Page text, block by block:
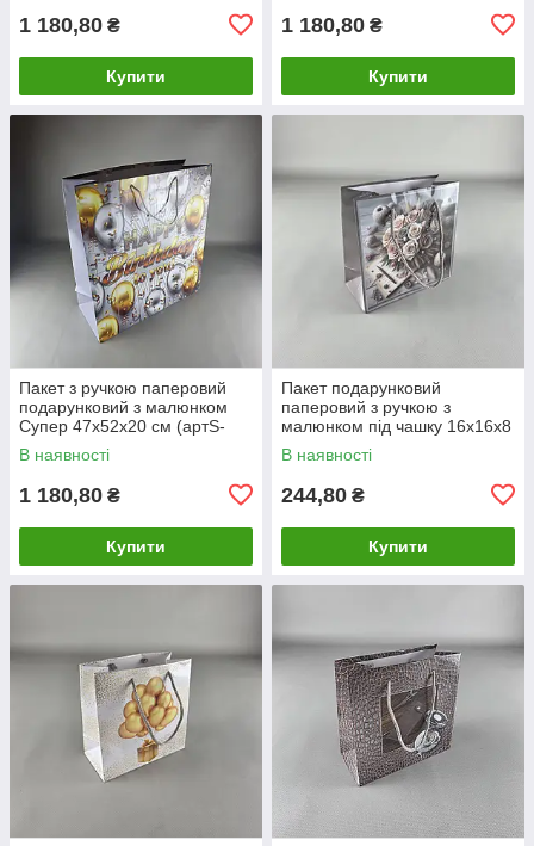
1 180,80 ₴
Купити
1 180,80 ₴
Купити
Пакет з ручкою паперовий
подарунковий з малюнком
Супер 47х52х20 см (артS-
009) (12 шт)
В наявності
1 180,80 ₴
Купити
Пакет подарунковий
паперовий з ручкою з
малюнком під чашку 16х16х8
см (артЧ-049) (12 шт)
В наявності
244,80 ₴
Купити